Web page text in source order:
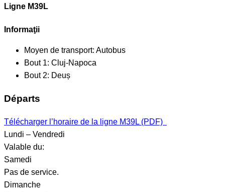
Ligne M39L
Informaţii
Moyen de transport: Autobus
Bout 1: Cluj-Napoca
Bout 2: Deuș
Départs
Télécharger l’horaire de la ligne M39L (PDF)
Lundi – Vendredi
Valable du:
Samedi
Pas de service.
Dimanche